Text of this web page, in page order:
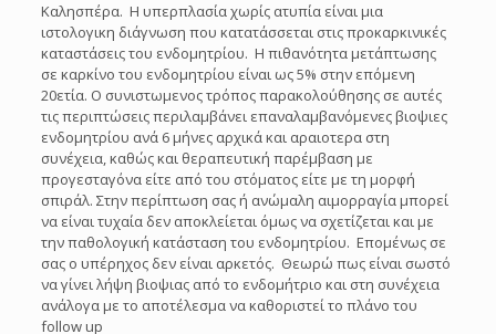
Καλησπέρα. Η υπερπλασία χωρίς ατυπία είναι μια
ιστολογικη διάγνωση που κατατάσσεται στις προκαρκινικές
καταστάσεις του ενδομητρίου. Η πιθανότητα μετάπτωσης
σε καρκίνο του ενδομητρίου είναι ως 5% στην επόμενη
20ετία. Ο συνιστωμενος τρόπος παρακολούθησης σε αυτές
τις περιπτώσεις περιλαμβάνει επαναλαμβανόμενες βιοψιες
ενδομητρίου ανά 6 μήνες αρχικά και αραιοτερα στη
συνέχεια, καθώς και θεραπευτική παρέμβαση με
προγεσταγόνα είτε από του στόματος είτε με τη μορφή
σπιράλ. Στην περίπτωση σας ή ανώμαλη αιμορραγία μπορεί
να είναι τυχαία δεν αποκλείεται όμως να σχετίζεται και με
την παθολογική κατάσταση του ενδομητρίου. Επομένως σε
σας ο υπέρηχος δεν είναι αρκετός. Θεωρώ πως είναι σωστό
να γίνει λήψη βιοψιας από το ενδομήτριο και στη συνέχεια
ανάλογα με το αποτέλεσμα να καθοριστεί το πλάνο του
follow up